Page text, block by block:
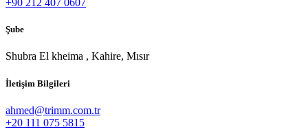
+90 212 407 0607
Şube
Shubra El kheima , Kahire, Mısır
İletişim Bilgileri
ahmed@trimm.com.tr
+20 111 075 5815